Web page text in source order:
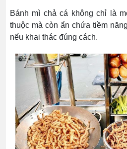
Bánh mì chả cá không chỉ là
thuộc mà còn ẩn chứa tiềm
nếu khai thác đúng cách.